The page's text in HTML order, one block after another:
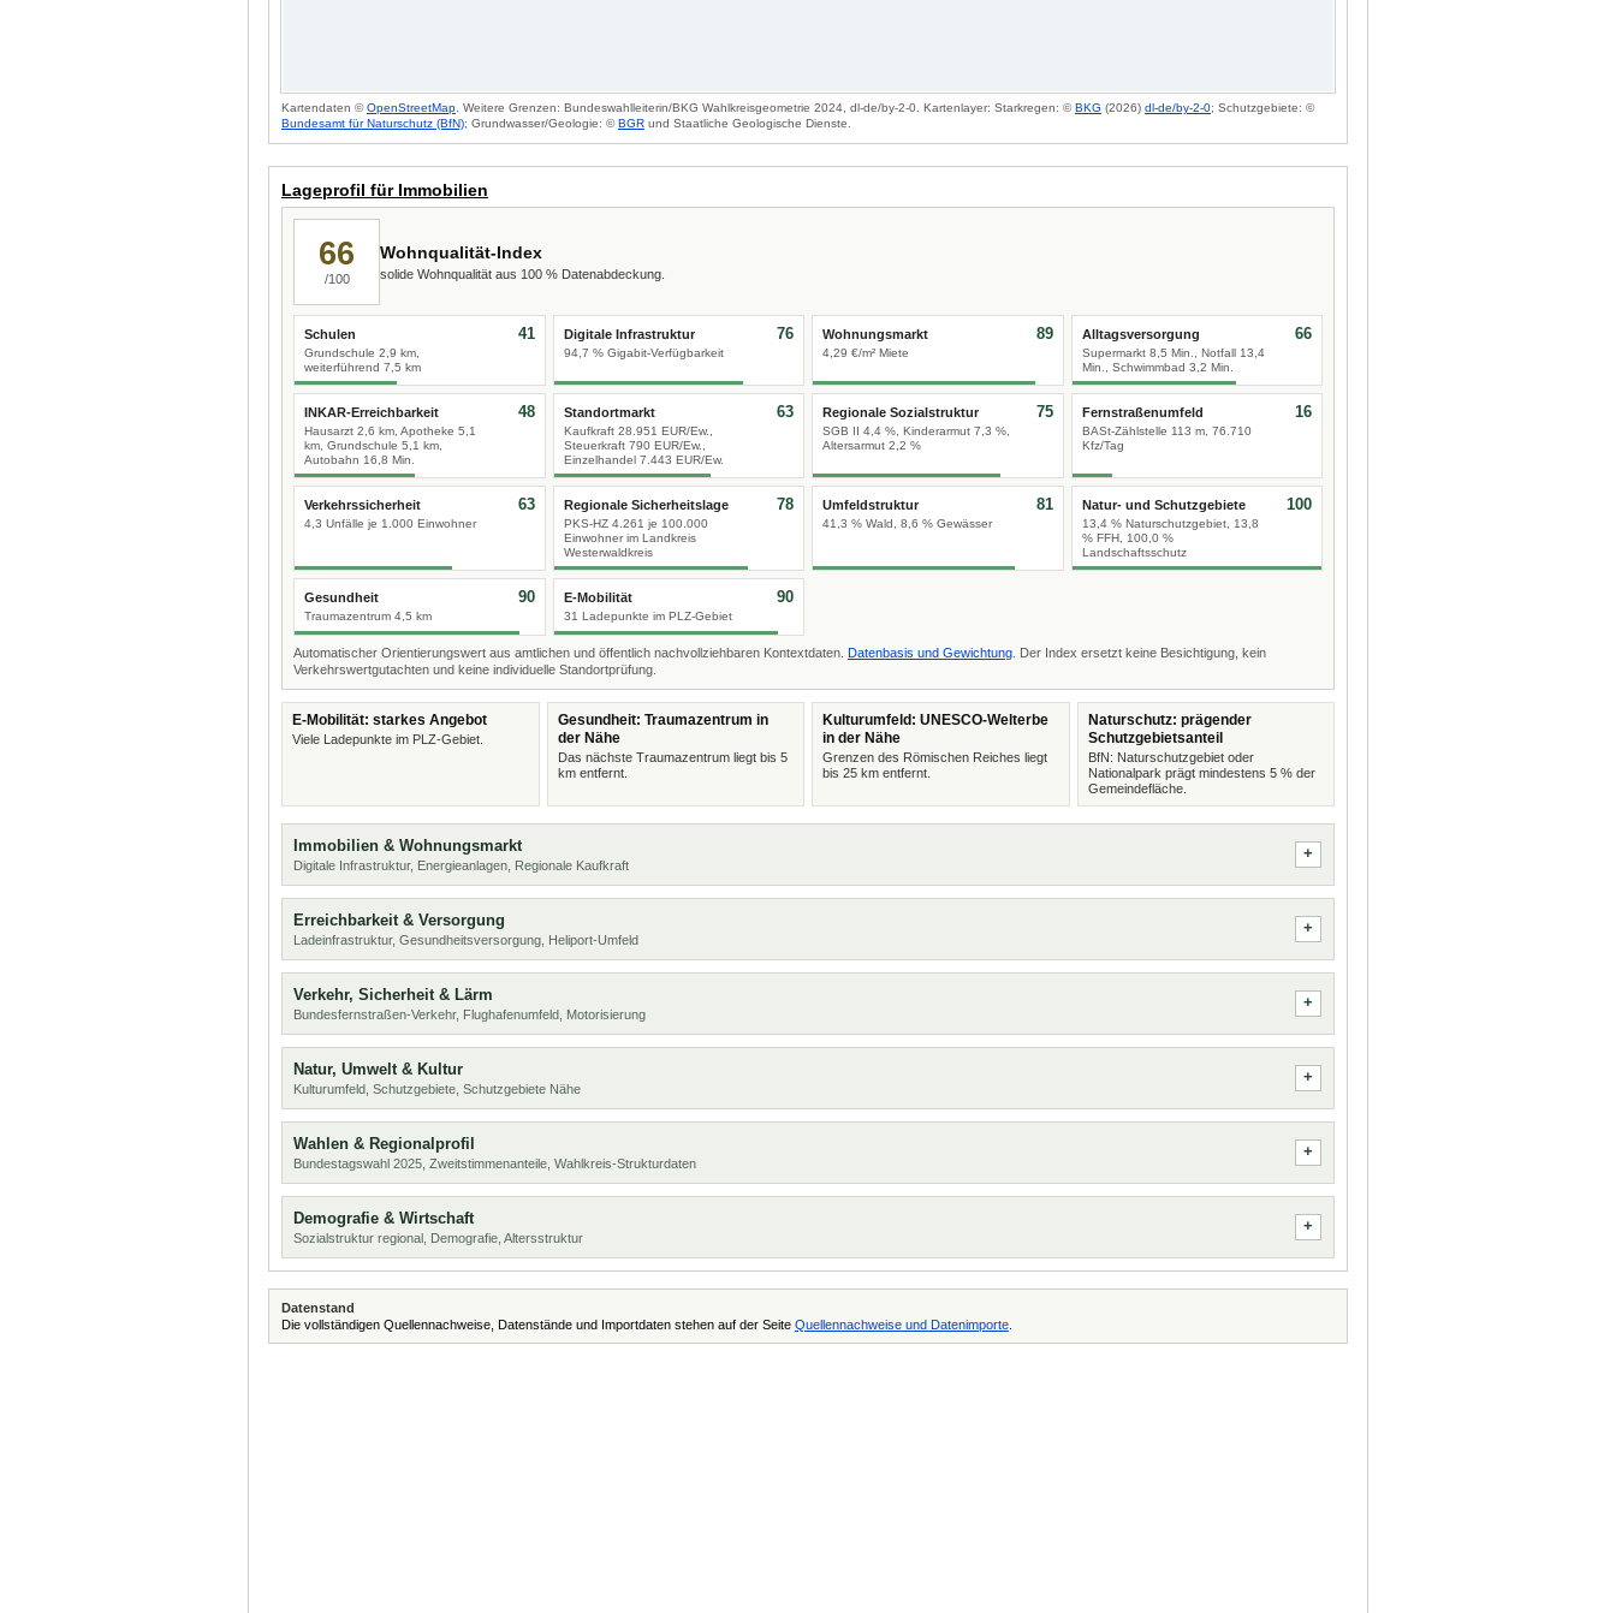
Kartendaten ©OpenStreetMap . Weitere Grenzen: Bundeswahlleiterin/BKG Wahlkreisgeometrie 2024, dl-de/by-2-0. Kartenlayer: Starkregen: ©BKG (2026) dl-de/by-2-0; Schutzgebiete: ©
Bundesamt für Naturschutz (BfN); Grundwasser/Geologie: ©BGR und Staatliche Geologische Dienste.
Lageprofil für Immobilien
66
/100
Wohnqualität-Index
solide Wohnqualität aus 100 % Datenabdeckung.
Schulen
Grundschule 2,9 km,
weiterführend 7,5 km
41 Digitale Infrastruktur
94,7 % Gigabit-Verfügbarkeit
76 Wohnungsmarkt
4,29 €/m² Miete
89 Alltagsversorgung
Supermarkt 8,5 Min., Notfall 13,4
Min., Schwimmbad 3,2 Min.
66
INKAR-Erreichbarkeit
Hausarzt 2,6 km, Apotheke 5,1
km, Grundschule 5,1 km,
Autobahn 16,8 Min.
48 Standortmarkt
Kaufkraft 28.951 EUR/Ew.,
Steuerkraft 790 EUR/Ew.,
Einzelhandel 7.443 EUR/Ew.
63 Regionale Sozialstruktur
SGB II 4,4 %, Kinderarmut 7,3 %,
Altersarmut 2,2 %
75 Fernstraßenumfeld
BASt-Zählstelle 113 m, 76.710
Kfz/Tag
16
Verkehrssicherheit
4,3 Unfälle je 1.000 Einwohner
63 Regionale Sicherheitslage
PKS-HZ 4.261 je 100.000
Einwohner im Landkreis
Westerwaldkreis
78 Umfeldstruktur
41,3 % Wald, 8,6 % Gewässer
81 Natur- und Schutzgebiete
13,4 % Naturschutzgebiet, 13,8
% FFH, 100,0 %
Landschaftsschutz
100
Gesundheit
Traumazentrum 4,5 km
90 E-Mobilität
31 Ladepunkte im PLZ-Gebiet
90
Automatischer Orientierungswert aus amtlichen und öffentlich nachvollziehbaren Kontextdaten. Datenbasis und Gewichtung . Der Index ersetzt keine Besichtigung, kein
Verkehrswertgutachten und keine individuelle Standortprüfung.
E-Mobilität: starkes Angebot
Viele Ladepunkte im PLZ-Gebiet.
Gesundheit: Traumazentrum in
der Nähe
Das nächste Traumazentrum liegt bis 5
km entfernt.
Kulturumfeld: UNESCO-Welterbe
in der Nähe
Grenzen des Römischen Reiches liegt
bis 25 km entfernt.
Naturschutz: prägender
Schutzgebietsanteil
BfN: Naturschutzgebiet oder
Nationalpark prägt mindestens 5 % der
Gemeindefläche.
Immobilien & Wohnungsmarkt
Digitale Infrastruktur, Energieanlagen, Regionale Kaufkraft
Erreichbarkeit & Versorgung
Ladeinfrastruktur, Gesundheitsversorgung, Heliport-Umfeld
Verkehr, Sicherheit & Lärm
Bundesfernstraßen-Verkehr, Flughafenumfeld, Motorisierung
Natur, Umwelt & Kultur
Kulturumfeld, Schutzgebiete, Schutzgebiete Nähe
Wahlen & Regionalprofil
Bundestagswahl 2025, Zweitstimmenanteile, Wahlkreis-Strukturdaten
Demografie & Wirtschaft
Sozialstruktur regional, Demografie, Altersstruktur
Datenstand
Die vollständigen Quellennachweise, Datenstände und Importdaten stehen auf der Seite Quellennachweise und Datenimporte